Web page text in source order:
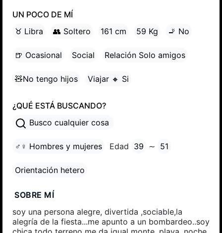
UN POCO DE MÍ
♉ Libra
👥 Soltero 161 cm 59 Kg 🚬 No
🍺 Ocasional Social Relación Solo amigos
🧸No tengo hijos Viajar 🔸 Si
¿QUÉ ESTÁ BUSCANDO?
Busco cualquier cosa
♂♀ Hombres y mujeres Edad 39 ∼ 51
Orientación hetero
SOBRE MÍ
soy una persona alegre, divertida ,sociable,la
alegría de la fiesta...me apunto a un bombardeo..soy